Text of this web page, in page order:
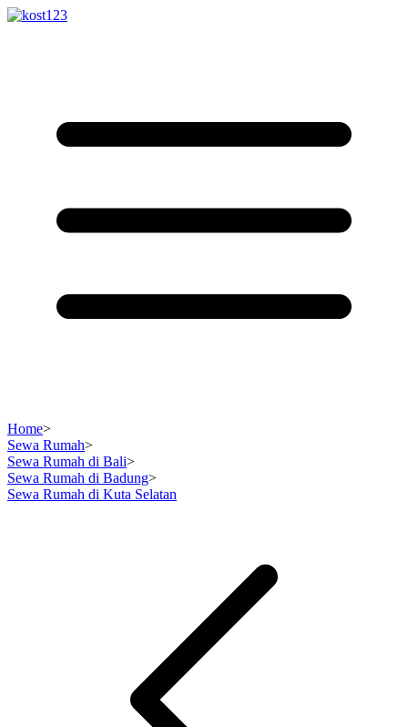
Home>
Sewa Rumah>
Sewa Rumah di Bali>
Sewa Rumah di Badung>
Sewa Rumah di Kuta Selatan